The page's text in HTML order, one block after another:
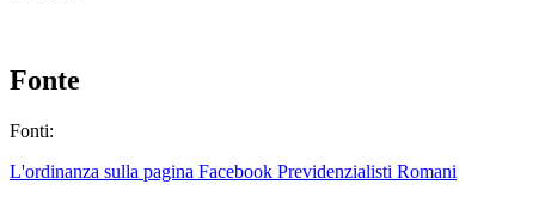
Fonte
Fonti:
L'ordinanza sulla pagina Facebook Previdenzialisti Romani